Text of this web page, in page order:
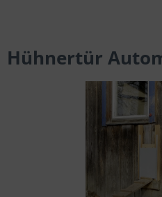
Hühnertür